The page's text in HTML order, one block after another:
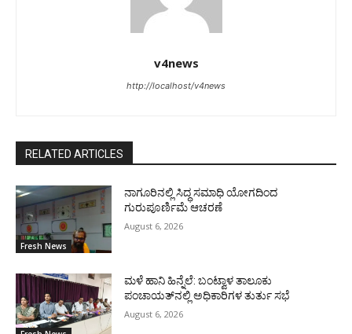
v4news
http://localhost/v4news
RELATED ARTICLES
Fresh News
ನಾಗೂರಿನಲ್ಲಿ ಸಿದ್ಧ ಸಮಾಧಿ ಯೋಗದಿಂದ
ಗುರುಪೂರ್ಣಿಮೆ ಆಚರಣೆ
August 6, 2026
ಮಳೆ ಹಾನಿ ಹಿನ್ನೆಲೆ: ಬಂಟ್ವಾಳ ತಾಲೂಕು
ಪಂಚಾಯತ್‌ನಲ್ಲಿ ಅಧಿಕಾರಿಗಳ ತುರ್ತು ಸಭೆ
August 6, 2026